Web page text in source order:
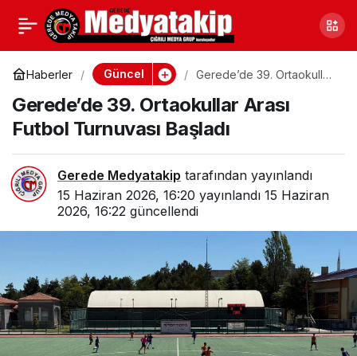
Haberler Güncel
Gerede’de 39. Ortaokullar
Başladı
Gerede’de 39. Ortaokullar Arası
Futbol Turnuvası Başladı
Gerede Medyatakip tarafından yayınlandı
15 Haziran 2026, 16:20 yayınlandı 15 Haziran
2026, 16:22 güncellendi
Gerede Yolunda Yangın:
Tır Alevlere Teslim Oldu
Paylaş